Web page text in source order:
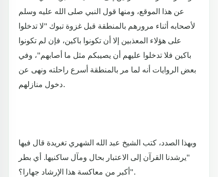
عن هذا الموقع، ومنها قول النبي صلى الله عليه وسلم
لأصحابه أثناء مرورهم بالمنطقة قبل غزوة تبوك "لا تدخلوا
على هؤلاء المعذبين إلا أن تكونوا باكين، فإن لم تكونوا
باكين فلا تدخلوا عليهم أن يصيبكم مثل ما أصابهم"، وفي
بعض الروايات أنه لما مر بالمنطقة أسرع راحلته ونهى عن
دخول منازلهم.
وبهذا الصدد، كتب الشيخ عبد الله الشهري تغريدة قال فيها
"يرشدنا القرآن إلى الاعتبار بحال ومآل ساكنيها. أي بطر
أكبر من معاكسة هذا الإرشاد جهارا؟".